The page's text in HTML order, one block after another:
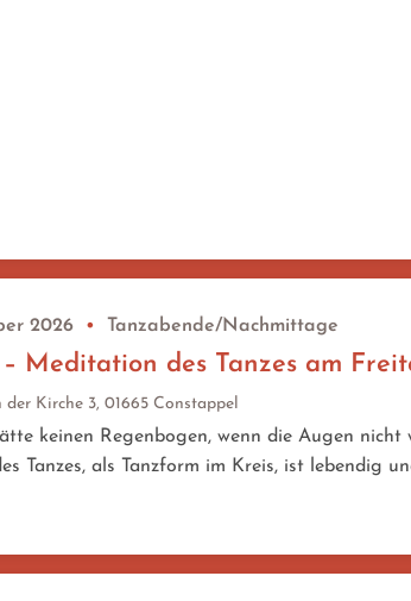
2026 • Tanzabende/Nachmittage
Meditation des Tanzes am
Kirche 3, 01665 Constappel
keinen Regenbogen, wenn die Augen nicht
Tanzes, als Tanzform im Kreis, ist lebendig